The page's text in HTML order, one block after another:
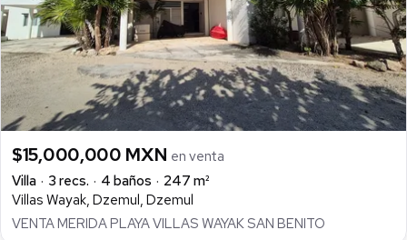
$15,000,000 MXN en venta
Villa
3 recs. 4 baños
247 m²
Villas Wayak, Dzemul, Dzemul
VENTA MERIDA PLAYA VILLAS WAYAK SAN BENITO